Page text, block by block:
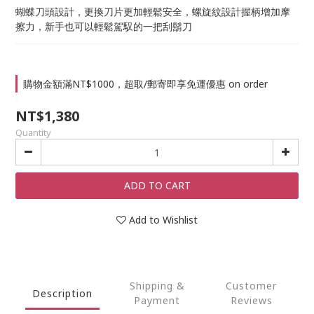
蝴蝶刀頭設計，更換刀片更加輕鬆安全，螺旋紋設計握柄增加摩
擦力，新手也可以輕鬆駕馭的一把刮鬍刀
購物金額滿NT$1000，超取/郵寄即享免運優惠 on order
NT$1,380
Quantity
ADD TO CART
Add to Wishlist
Description
Shipping &
Payment
Customer
Reviews